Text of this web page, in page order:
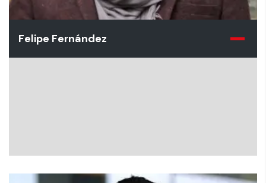
Felipe Fernández